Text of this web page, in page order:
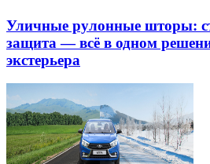
Уличные рулонные шторы:
защита — всё в одном
экстерьера